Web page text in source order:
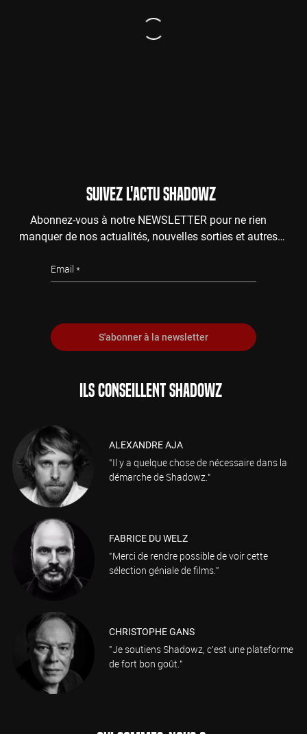
SUIVEZ L'ACTU SHADOWZ
Abonnez-vous à notre NEWSLETTER pour ne rien
manquer de nos actualités, nouvelles sorties et autres
Email
S'abonner à la newsletter
ILS CONSEILLENT SHADOWZ
ALEXANDRE AJA
"Il y a quelque chose de nécessaire dans la
démarche de Shadowz."
FABRICE DU WELZ
"Merci de rendre possible de voir cette
sélection géniale de films."
CHRISTOPHE GANS
"Je soutiens Shadowz, c'est une plateforme
de fort bon goût."